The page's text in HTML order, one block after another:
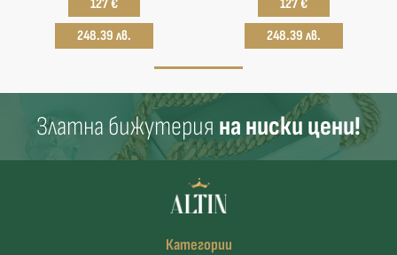
127 €
248.39 лв.
127 €
248.39 лв.
Златна бижутерия на ниски цени!
Категории